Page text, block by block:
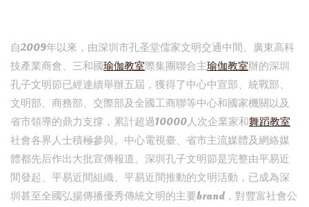
自2009年以來，由深圳市孔圣堂儒家文明交通中間、廣東高科
技產業商會、三和國瑜伽教室際集團聯合主瑜伽教室辦的深圳
孔子文明節已經連續舉辦五屆，獲得了中心中宣部、統戰部、
文明部、商務部、交際部及全國工商聯等中心和國家機關以及
省市領導的鼎力支撐，累計超過10000人次企業家和舞蹈教室
社會各界人士積極參與。中心電視臺、省市主流媒體及網絡媒
體都先后作出大批宣傳報道。深圳孔子文明節是完整由平易近
間發起、平易近間組織、平易近間推動的文明活動，已成為深
圳甚至全國弘揚傳播優秀傳統文明的主要brand，對豐富社會公